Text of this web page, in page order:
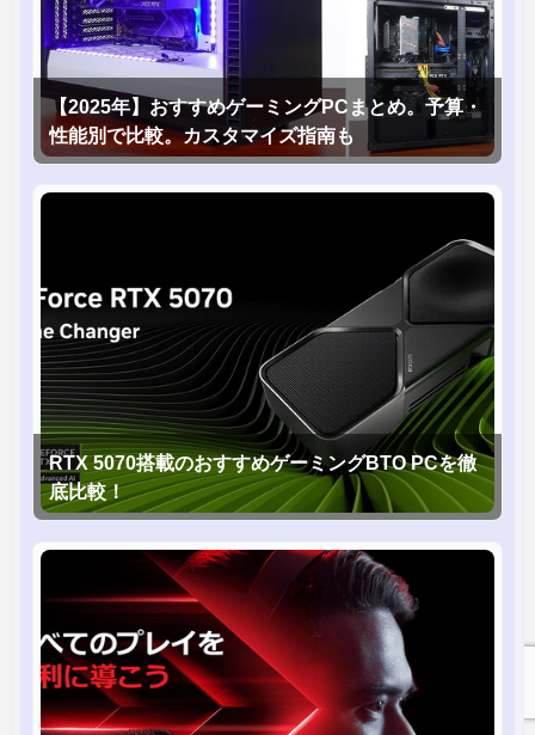
【2025年】おすすめゲーミングPCまとめ。予算・
性能別で比較。カスタマイズ指南も
RTX 5070搭載のおすすめゲーミングBTO PCを徹
底比較！